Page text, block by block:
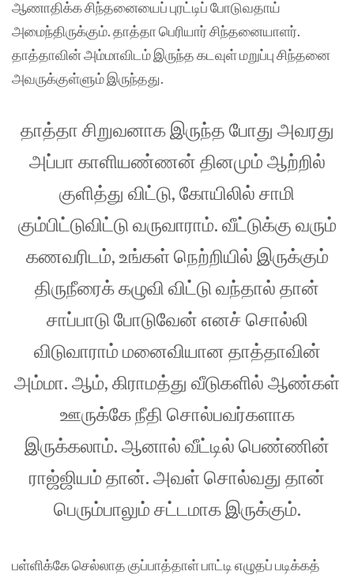
ஆணாதிக்க சிந்தனையைப் புரட்டிப் போடுவதாய்
அமைந்திருக்கும். தாத்தா பெரியார் சிந்தனையாளர்.
தாத்தாவின் அம்மாவிடம் இருந்த கடவுள் மறுப்பு சிந்தனை
அவருக்குள்ளும் இருந்தது.
தாத்தா சிறுவனாக இருந்த போது அவரது
அப்பா காளியண்ணன் தினமும் ஆற்றில்
குளித்து விட்டு, கோயிலில் சாமி
கும்பிட்டுவிட்டு வருவாராம். வீட்டுக்கு வரும்
கணவரிடம், உங்கள் நெற்றியில் இருக்கும்
திருநீரைக் கழுவி விட்டு வந்தால் தான்
சாப்பாடு போடுவேன் எனச் சொல்லி
விடுவாராம் மனைவியான தாத்தாவின்
அம்மா. ஆம், கிராமத்து வீடுகளில் ஆண்கள்
ஊருக்கே நீதி சொல்பவர்களாக
இருக்கலாம். ஆனால் வீட்டில் பெண்ணின்
ராஜ்ஜியம் தான். அவள் சொல்வது தான்
பெரும்பாலும் சட்டமாக இருக்கும்.
பள்ளிக்கே செல்லாத குப்பாத்தாள் பாட்டி எழுதப் படிக்கத்